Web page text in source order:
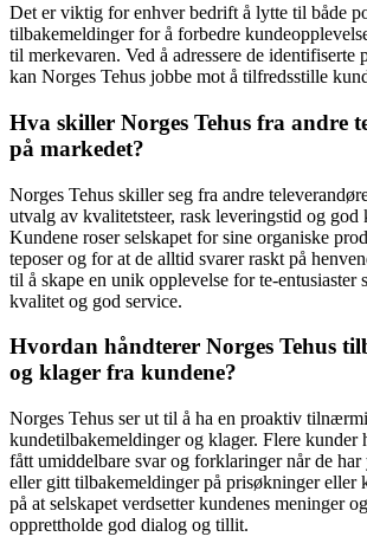
Det er viktig for enhver bedrift å lytte til både
tilbakemeldinger for å forbedre
til merkevaren. Ved å adressere de identifiserte
kan Norges Tehus jobbe mot å tilfredsstille
Hva skiller Norges Tehus fra andre
på markedet?
Norges Tehus skiller seg fra andre
utvalg av kvalitetsteer, rask leveringstid og god
Kundene roser selskapet for sine organiske
teposer og for at de alltid svarer raskt på
til å skape en unik opplevelse for te-entusiaster
kvalitet og god service.
Hvordan håndterer Norges Tehus
og klager fra kundene?
Norges Tehus ser ut til å ha en proaktiv
kundetilbakemeldinger og klager. Flere kunder
fått umiddelbare svar og forklaringer når de
eller gitt tilbakemeldinger på prisøkninger eller
på at selskapet verdsetter kundenes meninger
opprettholde god dialog og tillit.